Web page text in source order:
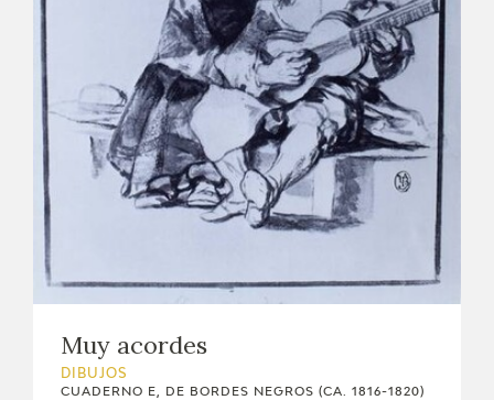
Muy acordes
DIBUJOS
CUADERNO E, DE BORDES NEGROS (CA. 1816-1820)